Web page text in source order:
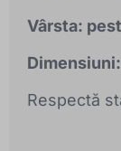
Vârsta:
Dimensiuni:
Respectă